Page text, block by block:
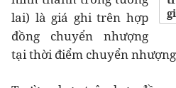
lai) là giá ghi trên hợp
đồng chuyển nhượng
tại thời điểm chuyển